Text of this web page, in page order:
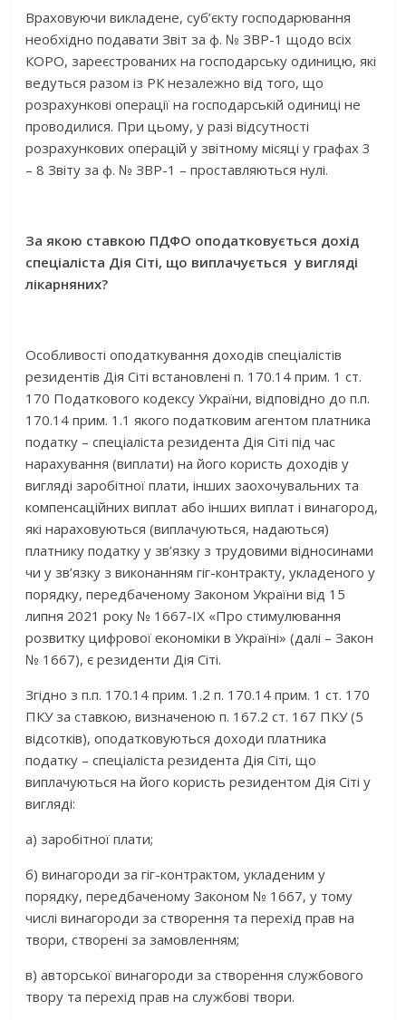
Враховуючи викладене, суб’єкту господарювання
необхідно подавати Звіт за ф. № ЗВР-1 щодо всіх
КОРО, зареєстрованих на господарську одиницю, які
ведуться разом із РК незалежно від того, що
розрахункові операції на господарській одиниці не
проводилися. При цьому, у разі відсутності
розрахункових операцій у звітному місяці у графах 3
– 8 Звіту за ф. № ЗВР-1 – проставляються нулі.
За якою ставкою ПДФО оподатковується дохід
спеціаліста Дія Сіті, що виплачується у вигляді
лікарняних?
Особливості оподаткування доходів спеціалістів
резидентів Дія Сіті встановлені п. 170.14 прим. 1 ст.
170 Податкового кодексу України, відповідно до п.п.
170.14 прим. 1.1 якого податковим агентом платника
податку – спеціаліста резидента Дія Сіті під час
нарахування (виплати) на його користь доходів у
вигляді заробітної плати, інших заохочувальних та
компенсаційних виплат або інших виплат і винагород,
які нараховуються (виплачуються, надаються)
платнику податку у зв’язку з трудовими відносинами
чи у зв’язку з виконанням гіг-контракту, укладеного у
порядку, передбаченому Законом України від 15
липня 2021 року № 1667-ІХ «Про стимулювання
розвитку цифрової економіки в Україні» (далі – Закон
№ 1667), є резиденти Дія Сіті.
Згідно з п.п. 170.14 прим. 1.2 п. 170.14 прим. 1 ст. 170
ПКУ за ставкою, визначеною п. 167.2 ст. 167 ПКУ (5
відсотків), оподатковуються доходи платника
податку – спеціаліста резидента Дія Сіті, що
виплачуються на його користь резидентом Дія Сіті у
вигляді:
а) заробітної плати;
б) винагороди за гіг-контрактом, укладеним у
порядку, передбаченому Законом № 1667, у тому
числі винагороди за створення та перехід прав на
твори, створені за замовленням;
в) авторської винагороди за створення службового
твору та перехід прав на службові твори.